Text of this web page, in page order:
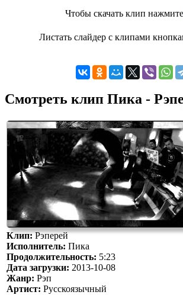
Чтобы скачать клип нажмите
Листать слайдер с клипами
Смотреть клип Пика -
Клип:Рэперей
Исполнитель: Пика
Продолжительность: 5:23
Дата загрузки: 2013-10-08
Жанр: Рэп
Артист: Русскоязычный